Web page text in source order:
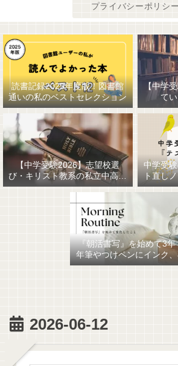
プライバシーポリシー
読書記録2025年度版！図書館
通いの私のベストセレクション
【中学
て
【中学受験2026】志望校選
び・キリスト教系の私立中高一
貫女子校を調べてみました
中学受
ト直し
作るた
『朝活書写』を始めて3年
年筆やつけペンにインク
ノート、毎日が充実して
2026-06-12